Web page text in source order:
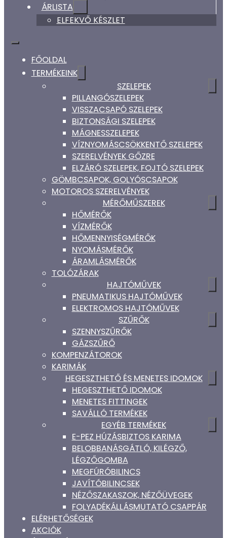
ÁRLISTA
ELFEKVŐ KÉSZLET
FŐOLDAL
TERMÉKEINK
SZELEPEK
PILLANGÓSZELEPEK
VISSZACSAPÓ SZELEPEK
BIZTONSÁGI SZELEPEK
MÁGNESSZELEPEK
VÍZNYOMÁSCSÖKKENTŐ SZELEPEK
SZERELVÉNYEK GŐZRE
ELZÁRÓ SZELEPEK, FOJTÓ SZELEPEK
GÖMBCSAPOK, GOLYÓSCSAPOK
MOTOROS SZERELVÉNYEK
MÉRŐMŰSZEREK
HŐMÉRŐK
VÍZMÉRŐK
HŐMENNYISÉGMÉRŐK
NYOMÁSMÉRŐK
ÁRAMLÁSMÉRŐK
TOLÓZÁRAK
HAJTÓMŰVEK
PNEUMATIKUS HAJTÓMŰVEK
ELEKTROMOS HAJTÓMŰVEK
SZŰRŐK
SZENNYSZŰRŐK
GÁZSZŰRŐ
KOMPENZÁTOROK
KARIMÁK
HEGESZTHETŐ ÉS MENETES IDOMOK
HEGESZTHETŐ IDOMOK
MENETES FITTINGEK
SAVÁLLÓ TERMÉKEK
EGYÉB TERMÉKEK
E-PEZ HÚZÁSBIZTOS KARIMA
BELOBBANÁSGÁTLÓ, KILÉGZŐ,
LÉGZŐGOMBA
MEGFÚRÓBILINCS
JAVÍTÓBILINCSEK
NÉZŐSZAKASZOK, NÉZŐÜVEGEK
FOLYADÉKÁLLÁSMUTATÓ CSAPPÁR
ELÉRHETŐSÉGEK
AKCIÓK